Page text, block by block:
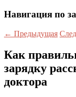
Навигация по
← Предыдущая
Как
зарядку
доктора